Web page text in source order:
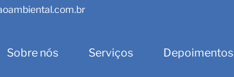
Sobre nós Serviços Depoimentos